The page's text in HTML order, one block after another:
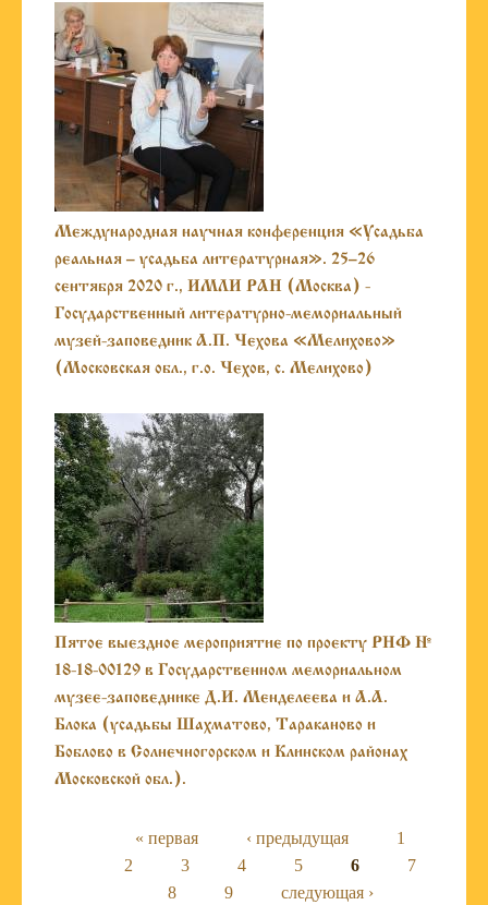
Международная научная конференция «Усадьба
реальная – усадьба литературная». 25–26
сентября 2020 г., ИМЛИ РАН (Москва) -
Государственный литературно-мемориальный
музей-заповедник А.П. Чехова «Мелихово»
(Московская обл., г.о. Чехов, с. Мелихово)
Пятое выездное мероприятие по проекту РНФ №
18-18-00129 в Государственном мемориальном
музее-заповеднике Д.И. Менделеева и А.А.
Блока (усадьбы Шахматово, Тараканово и
Боблово в Солнечногорском и Клинском районах
Московской обл.).
Страницы
« первая ‹ предыдущая
1
2
3 4 5 6
7
8
9
следующая ›